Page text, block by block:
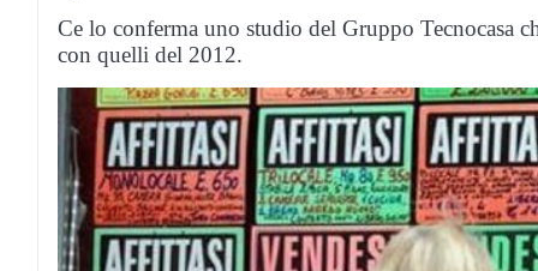
Ce lo conferma uno studio del Gruppo Tecnocasa
con quelli del 2012.